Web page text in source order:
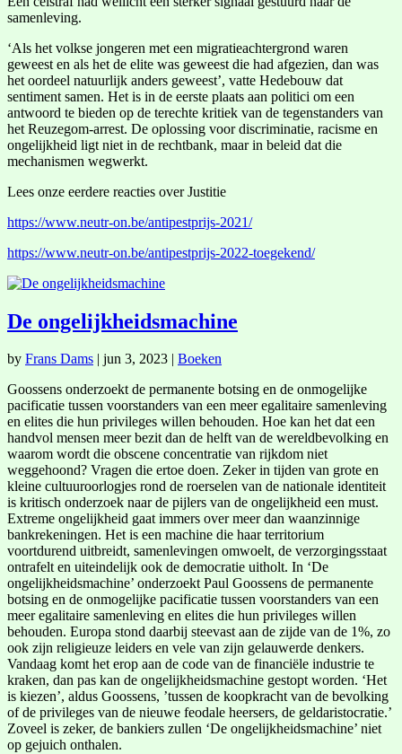
samenleving.
‘Als het volkse jongeren met een migratieachtergrond waren
geweest en als het de elite was geweest die had afgezien, dan was
het oordeel natuurlijk anders geweest’, vatte Hedebouw dat
sentiment samen. Het is in de eerste plaats aan politici om een
antwoord te bieden op de terechte kritiek van de tegenstanders van
het Reuzegom-arrest. De oplossing voor discriminatie, racisme en
ongelijkheid ligt niet in de rechtbank, maar in beleid dat die
mechanismen wegwerkt.
Lees onze eerdere reacties over Justitie
https://www.neutr-on.be/antipestprijs-2021/
https://www.neutr-on.be/antipestprijs-2022-toegekend/
De ongelijkheidsmachine
by Frans Dams | jun 3, 2023 | Boeken
Goossens onderzoekt de permanente botsing en de onmogelijke
pacificatie tussen voorstanders van een meer egalitaire samenleving
en elites die hun privileges willen behouden. Hoe kan het dat een
handvol mensen meer bezit dan de helft van de wereldbevolking en
waarom wordt die obscene concentratie van rijkdom niet
weggehoond? Vragen die ertoe doen. Zeker in tijden van grote en
kleine cultuuroorlogjes rond de roerselen van de nationale identiteit
is kritisch onderzoek naar de pijlers van de ongelijkheid een must.
Extreme ongelijkheid gaat immers over meer dan waanzinnige
bankrekeningen. Het is een machine die haar territorium
voortdurend uitbreidt, samenlevingen omwoelt, de verzorgingsstaat
ontrafelt en uiteindelijk ook de democratie uitholt. In ‘De
ongelijkheidsmachine’ onderzoekt Paul Goossens de permanente
botsing en de onmogelijke pacificatie tussen voorstanders van een
meer egalitaire samenleving en elites die hun privileges willen
behouden. Europa stond daarbij steevast aan de zijde van de 1%, zo
ook zijn religieuze leiders en vele van zijn gelauwerde denkers.
Vandaag komt het erop aan de code van de financiële industrie te
kraken, dan pas kan de ongelijkheidsmachine gestopt worden. ‘Het
is kiezen’, aldus Goossens, ’tussen de koopkracht van de bevolking
of de privileges van de nieuwe feodale heersers, de geldaristocratie.’
Zoveel is zeker, de bankiers zullen ‘De ongelijkheidsmachine’ niet
op gejuich onthalen.